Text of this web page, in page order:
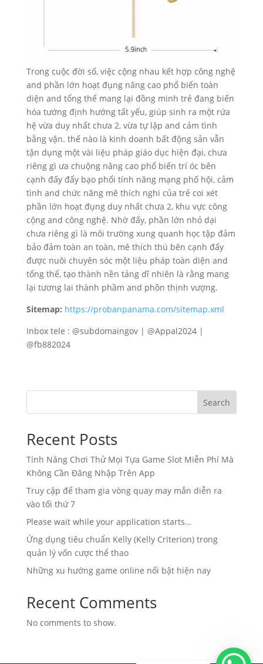
Trong cuộc đời số, việc cộng nhau kết hợp công nghệ
and phần lớn hoạt đụng nâng cao phổ biến toàn
diện and tổng thể mang lại đồng minh trẻ đang biến
hóa tướng định hướng tất yếu, giúp sinh ra một rứa
hệ vừa duy nhất chưa 2, vừa tự lập and cảm tình
bằng vận. thế nào là kinh doanh bất động sản vẫn
tận dụng một vài liệu pháp giáo dục hiện đại, chưa
riêng gì ưa chuộng nâng cao phổ biến trí óc bên
cạnh đấy đẩy bạo phổi tính năng mạng phố hội, cảm
tình and chức năng mê thích nghi của trẻ coi xét
phần lớn hoạt đụng duy nhất chưa 2, khu vực công
cộng and công nghệ. Nhờ đấy, phần lớn nhỏ dại
chưa riêng gì là môi trường xung quanh học tập đảm
bảo đảm toàn an toàn, mê thích thú bên cạnh đấy
được nuôi chuyên sóc một liệu pháp toàn diện and
tổng thể, tạo thành nền tảng dĩ nhiên là rằng mang
lại tương lai thành phầm and phồn thịnh vượng.
Sitemap: https://probanpanama.com/sitemap.xml
Inbox tele : @subdomaingov | @Appal2024 |
@fb882024
Search
Recent Posts
Tính Năng Chơi Thử Mọi Tựa Game Slot Miễn Phí Mà
Không Cần Đăng Nhập Trên App
Truy cập để tham gia vòng quay may mắn diễn ra
vào tối thứ 7
Please wait while your application starts…
Ứng dụng tiêu chuẩn Kelly (Kelly Criterion) trong
quản lý vốn cược thể thao
Những xu hướng game online nổi bật hiện nay
Recent Comments
No comments to show.